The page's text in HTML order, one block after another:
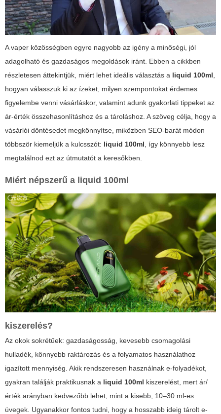
A vaper közösségben egyre nagyobb az igény a minőségi, jól
adagolható és gazdaságos megoldások iránt. Ebben a cikkben
részletesen áttekintjük, miért lehet ideális választás a liquid 100ml,
hogyan válasszuk ki az ízeket, milyen szempontokat érdemes
figyelembe venni vásárláskor, valamint adunk gyakorlati tippeket az
ár-érték összehasonlításhoz és a tároláshoz. A szöveg célja, hogy a
vásárlói döntésedet megkönnyítse, miközben SEO-barát módon
többször kiemeljük a kulcsszót: liquid 100ml, így könnyebb lesz
megtalálnod ezt az útmutatót a keresőkben.
Miért népszerű a liquid 100ml
kiszerelés?
Az okok sokrétűek: gazdaságosság, kevesebb csomagolási
hulladék, könnyebb raktározás és a folyamatos használathoz
igazított mennyiség. Akik rendszeresen használnak e-folyadékot,
gyakran találják praktikusnak a liquid 100ml kiszerelést, mert ár/
érték arányban kedvezőbb lehet, mint a kisebb, 10–30 ml-es
üvegek. Ugyanakkor fontos tudni, hogy a hosszabb ideig tárolt e-